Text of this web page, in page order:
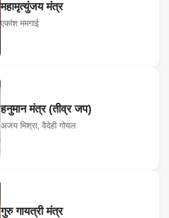
महामृत्युंजय मंत्र
एकांश ममगाई
हनुमान मंत्र (तीव्र जप)
अजय मिश्रा, वैदेही गोयल
गुरु गायत्री मंत्र